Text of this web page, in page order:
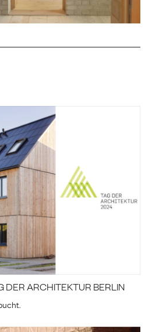
DER ARCHITEKTUR BERLIN